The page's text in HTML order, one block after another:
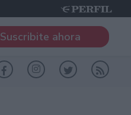
Suscribite ahora